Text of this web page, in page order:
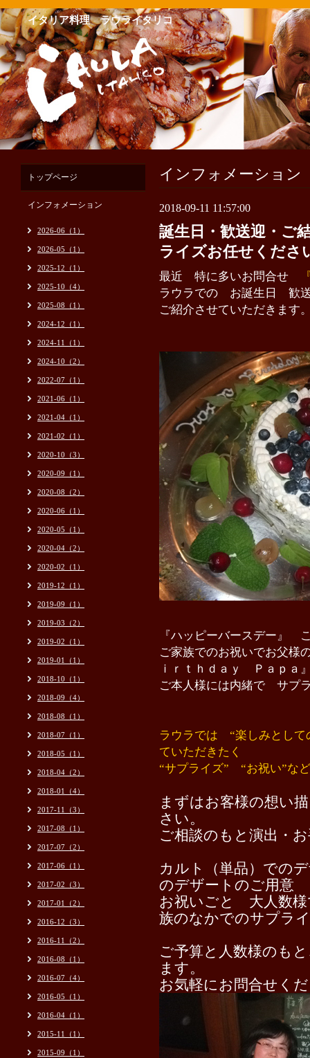
イタリア料理 ラウライタリコ
インフォメーション
2018-09-11 11:57:00
誕生日・歓送迎・ご
ライズお任せくだ
最近 特に多いお問合せ
ラウラでの お誕生日 歓
ご紹介させていただきます
『ハッピーバースデー』
ご家族でのお祝いでお父
ｉｒｔｈｄａｙ Ｐａｐａ
ご本人様には内緒で サプ
ラウラでは “楽しみとし
ていただきたく
“サプライズ” “お祝い”な
まずはお客様の想い
さい。
ご相談のもと演出・
カルト（単品）での
のデザートのご用意
お祝いごと 大人数
族のなかでのサプラ
ご予算と人数様のも
ます。
お気軽にお問合せく
トップページ
インフォメーション
2026-06（1）
2026-05（1）
2025-12（1）
2025-10（4）
2025-08（1）
2024-12（1）
2024-11（1）
2024-10（2）
2022-07（1）
2021-06（1）
2021-04（1）
2021-02（1）
2020-10（3）
2020-09（1）
2020-08（2）
2020-06（1）
2020-05（1）
2020-04（2）
2020-02（1）
2019-12（1）
2019-09（1）
2019-03（2）
2019-02（1）
2019-01（1）
2018-10（1）
2018-09（4）
2018-08（1）
2018-07（1）
2018-05（1）
2018-04（2）
2018-01（4）
2017-11（3）
2017-08（1）
2017-07（2）
2017-06（1）
2017-02（3）
2017-01（2）
2016-12（3）
2016-11（2）
2016-08（1）
2016-07（4）
2016-05（1）
2016-04（1）
2015-11（1）
2015-09（1）